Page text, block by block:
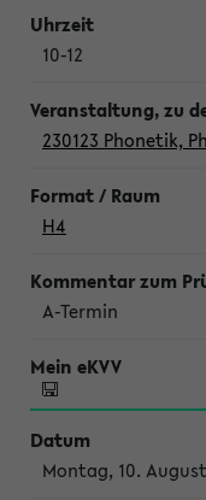
10-12
230123 Phonetik,
H4
A-Termin
Montag, 10.